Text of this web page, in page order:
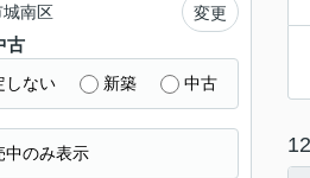
12
南区 変更
古
しない 新築 中古
中のみ表示